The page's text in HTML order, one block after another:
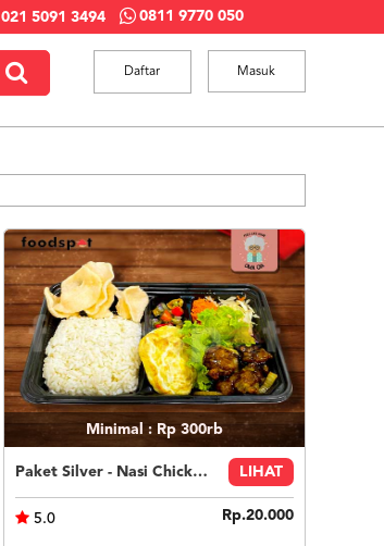
021 5091 3494 0811 9770 050
Masuk
Daftar
Minimal : Rp 300rb
Paket Silver - Nasi Chicken Teriyaki LIHAT
5.0 Rp.20.000